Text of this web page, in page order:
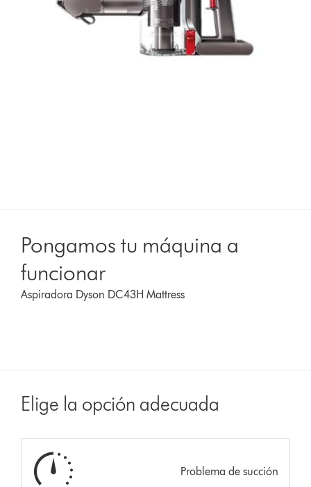
Pongamos tu máquina a
funcionar
Aspiradora Dyson DC43H Mattress
Elige la opción adecuada
Problema de succión